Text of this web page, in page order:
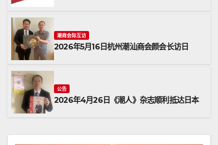
潮商会际互访
2026年5月16日杭州潮汕商会颜会长访日
公告
2026年4月26日《潮人》杂志顺利抵达日本